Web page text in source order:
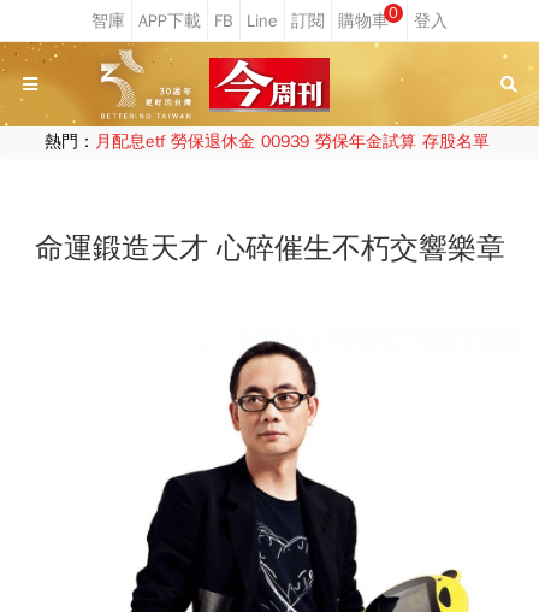
0
熱門： 月配息etf 勞保退休金 00939 勞保年金試算 存股名單
命運鍛造天才 心碎催生不朽交響樂章